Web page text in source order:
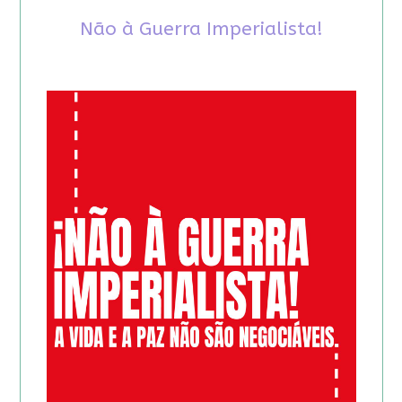
Não à Guerra Imperialista!